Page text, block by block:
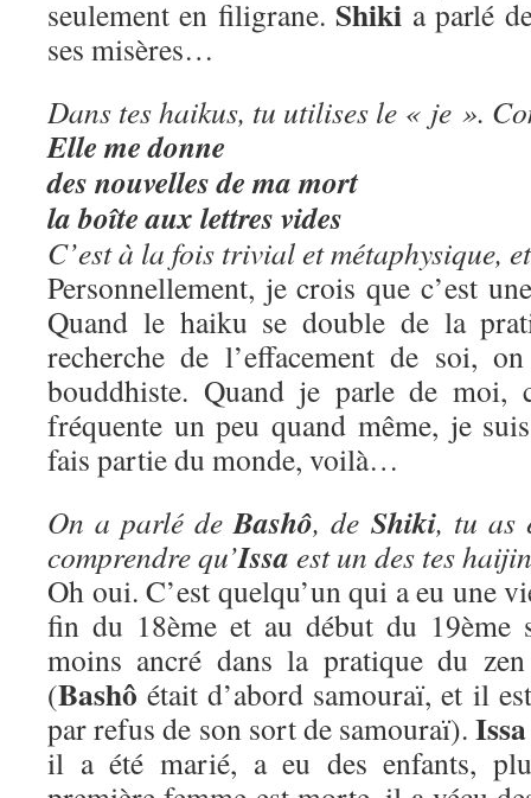
seulement en filigrane. Shiki a parlé
ses misères…
Dans tes haikus, tu utilises le « je ».
Elle me donne
des nouvelles de ma mort
la boîte aux lettres vides
C’est à la fois trivial et métaphysique,
Personnellement, je crois que c’est
Quand le haiku se double de la
recherche de l’effacement de soi,
bouddhiste. Quand je parle de moi,
fréquente un peu quand même, je
fais partie du monde, voilà…
On a parlé deBashô, de Shiki, tu as
comprendre qu’Issa est un des tes
Oh oui. C’est quelqu’un qui a eu une
fin du 18ème et au début du 19ème
moins ancré dans la pratique du
(Bashô était d’abord samouraï, et il
par refus de son sort de samouraï).Issa
il a été marié, a eu des enfants,